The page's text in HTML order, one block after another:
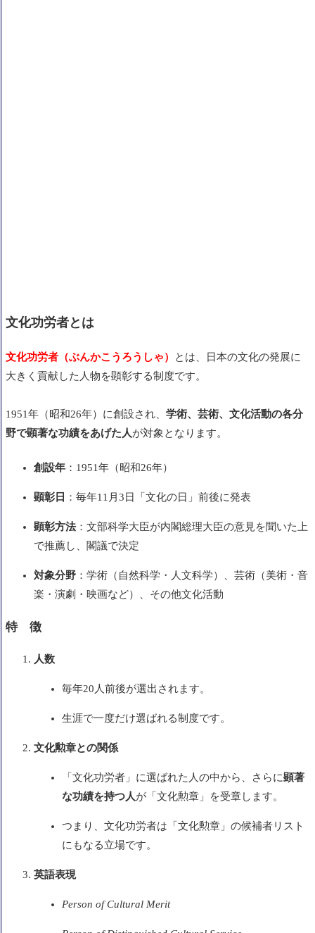
文化功労者とは
文化功労者（ぶんかこうろうしゃ）
とは、日本の文化の発展に
大きく貢献した人物を顕彰する制度です。
1951年（昭和26年）に創設され、 学術、芸術、文化活動の各分
野で顕著な功績をあげた人が対象となります。
創設年 ：1951年（昭和26年）
顕彰日 ：毎年11月3日「文化の日」前後に発表
顕彰方法：文部科学大臣が内閣総理大臣の意見を聞いた上
で推薦し、閣議で決定
対象分野 ：学術（自然科学・人文科学）、芸術（美術・音
楽・演劇・映画など）、その他文化活動
特 徴
人数
毎年20人前後が選出されます。
生涯で一度だけ選ばれる制度です。
文化勲章との関係
「文化功労者」に選ばれた人の中から、さらに顕著
な功績を持つ人が「文化勲章」を受章します。
つまり、文化功労者は「文化勲章」の候補者リスト
にもなる立場です。
英語表現
Person of Cultural Merit